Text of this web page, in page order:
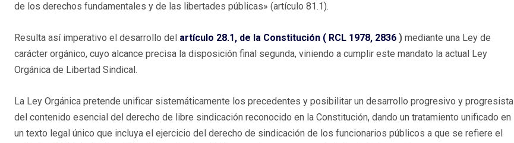
de los derechos fundamentales y de las libertades públicas» (artículo 81.1).
Resulta así imperativo el desarrollo del artículo 28.1, de la Constitución ( RCL 1978, 2836 ) mediante una Ley de
carácter orgánico, cuyo alcance precisa la disposición final segunda, viniendo a cumplir este mandato la actual Ley
Orgánica de Libertad Sindical.
La Ley Orgánica pretende unificar sistemáticamente los precedentes y posibilitar un desarrollo progresivo y progresista
del contenido esencial del derecho de libre sindicación reconocido en la Constitución, dando un tratamiento unificado en
un texto legal único que incluya el ejercicio del derecho de sindicación de los funcionarios públicos a que se refiere el